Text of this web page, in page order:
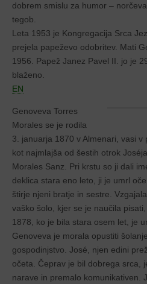
dobrem smislu za humor –
tegob.
Leta 1953 je Kongregacija Srca
prejela papeževo odobritev. Mati
1956. Papež Janez Pavel II. jo je
blaženo.
EN
Genoveva Torres
Morales se je rodila
3. januarja 1870 v Almenari, vasi v
kot najmlajša od šestih otrok
Morales Sanz. Pri krstu so ji dali
deklica stara eno leto, ji je umrl
štirje njeni bratje in sestre.
vaško šolo, kjer se je naučila
1878, ko je bila stara osem let, je
Genoveva je morala opustiti
gospodinjstvo. José, njen edini
očeta. Čeprav je bil dobrega srca,
narave in premalo komunikativen.